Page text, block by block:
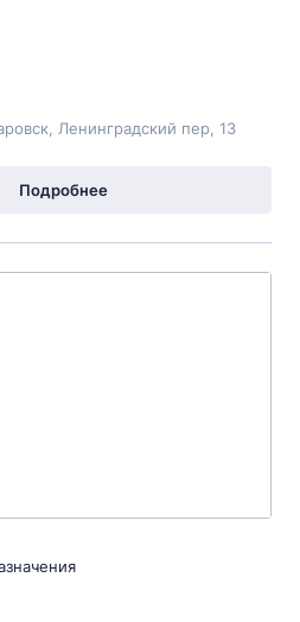
Ленинградский пер, 13
Подробнее